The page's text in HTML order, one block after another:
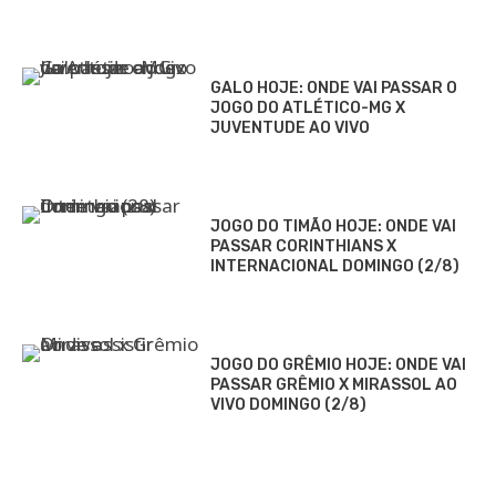
GALO HOJE: ONDE VAI PASSAR O
JOGO DO ATLÉTICO-MG X
JUVENTUDE AO VIVO
JOGO DO TIMÃO HOJE: ONDE VAI
PASSAR CORINTHIANS X
INTERNACIONAL DOMINGO (2/8)
JOGO DO GRÊMIO HOJE: ONDE VAI
PASSAR GRÊMIO X MIRASSOL AO
VIVO DOMINGO (2/8)